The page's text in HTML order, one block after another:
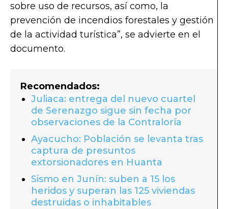
sobre uso de recursos, así como, la
prevención de incendios forestales y gestión
de la actividad turística”, se advierte en el
documento.
Recomendados:
Juliaca: entrega del nuevo cuartel
de Serenazgo sigue sin fecha por
observaciones de la Contraloría
Ayacucho: Población se levanta tras
captura de presuntos
extorsionadores en Huanta
Sismo en Junín: suben a 15 los
heridos y superan las 125 viviendas
destruidas o inhabitables